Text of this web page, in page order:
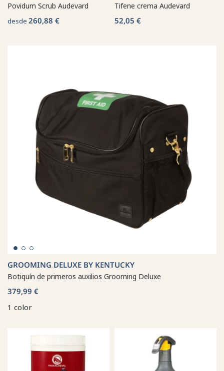
Povidum Scrub Audevard
desde 260,88 €
Tifene crema Audevard
52,05 €
GROOMING DELUXE BY KENTUCKY
Botiquín de primeros auxilios Grooming Deluxe
379,99 €
1 color